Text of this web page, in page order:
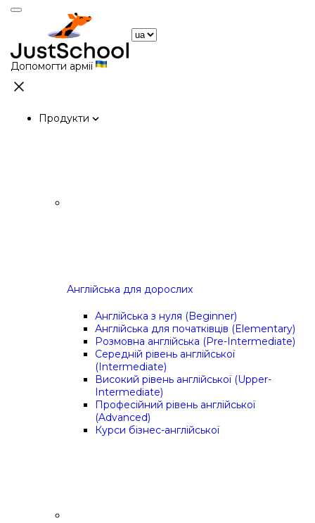
Допомогти армії
Продукти
Англійська для дорослих
Англійська з нуля (Beginner)
Англійська для початківців (Elementary)
Розмовна англійська (Pre-Intermediate)
Середній рівень англійської
(Intermediate)
Високий рівень англійської (Upper-
Intermediate)
Професійний рівень англійської
(Advanced)
Курси бізнес-англійської